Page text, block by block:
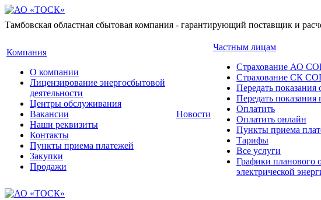
Тамбовская областная сбытовая компания - гарантирующий поставщик и
Компания
О компании
Лицензирование энергосбытовой
деятельности
Центры обслуживания
Вакансии
Наши реквизиты
Контакты
Пункты приема платежей
Закупки
Продажи
Новости
Частным лицам
Страхование АО
Страхование СК
Передать показания
Передать показания
Оплатить
Оплатить онлайн
Пункты приема
Тарифы
Все услуги
Графики планового
электрической